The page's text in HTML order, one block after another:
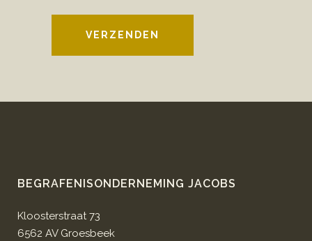
VERZENDEN
BEGRAFENISONDERNEMING JACOBS
Kloosterstraat 73
6562 AV Groesbeek